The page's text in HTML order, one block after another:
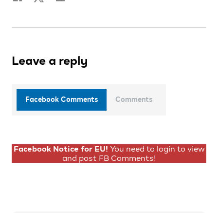
Leave a reply
Facebook Comments Comments
Facebook Notice for EU! You need to login to view
and post FB Comments!